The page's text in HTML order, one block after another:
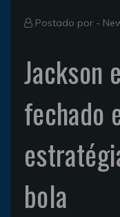
Postado por -
Jackson
fechado
bola